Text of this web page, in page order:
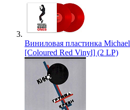
Виниловая пластинка
[Coloured Red Vinyl] (2 LP)